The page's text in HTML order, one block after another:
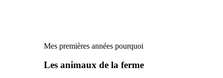
Mes premières années pourquoi
Les animaux de la ferme